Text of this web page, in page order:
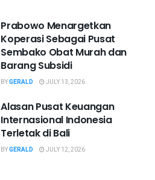
Prabowo Menargetkan
Koperasi Sebagai Pusat
Sembako Obat Murah dan
Barang Subsidi
BYGERALD JULY 13, 2026
Alasan Pusat Keuangan
Internasional Indonesia
Terletak di Bali
BYGERALD JULY 12, 2026